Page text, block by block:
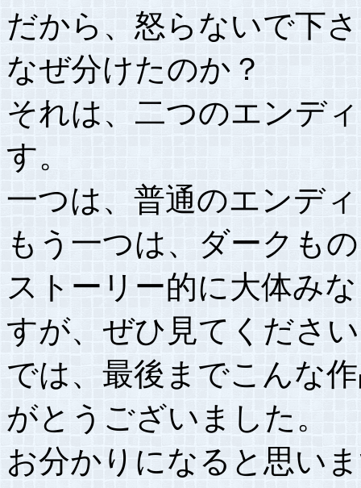
だから、怒らないで下
なぜ分けたのか？
それは、二つのエンデ
す。
一つは、普通のエンデ
もう一つは、ダークも
ストーリー的に大体み
すが、ぜひ見てくださ
では、最後までこんな
がとうございました。
お分かりになると思い